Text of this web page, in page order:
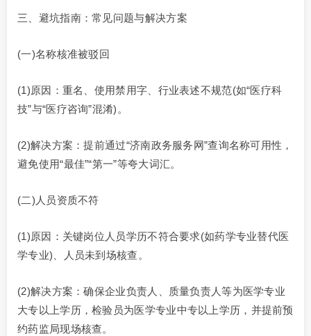
三、避坑指南：常见问题与解决方案
(一)名称核准被驳回
(1)原因：重名、使用禁用字、行业表述不规范(如“医疗科
技”与“医疗咨询”混淆)。
(2)解决方案：提前通过“济南政务服务网”查询名称可用性，
避免使用“最佳”“第一”等夸大词汇。
(二)人员资质不符
(1)原因：关键岗位人员学历不符合要求(如药学专业替代医
学专业)、人员未到场核查。
(2)解决方案：确保企业负责人、质量负责人等为医学专业
大专以上学历，检验员为医学专业中专以上学历，并提前预
约药监局现场核查。